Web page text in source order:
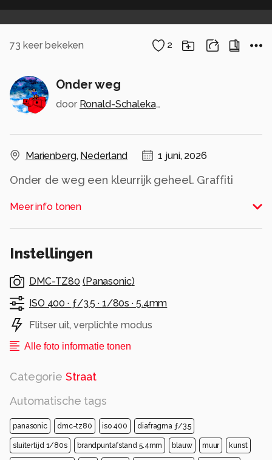
73 keer bekeken 2
Onder weg
door Ronald-Schalekamp
Marienberg, Nederland 1 juni, 2026
Onder de weg een kleurrijk geheel. Graffiti
Meer info tonen
Instellingen
DMC-TZ80 ( Panasonic)
ISO 400 · ƒ/3.5 · 1/80s · 5.4mm
Flitser uit, verplichte modus
Alle foto informatie tonen
Categorie Straat
Automatische tags
panasonic dmc-tz80 iso 400 diafragma ƒ/3.5
sluitertijd 1/80s brandpuntafstand 5.4mm blauw muur kunst